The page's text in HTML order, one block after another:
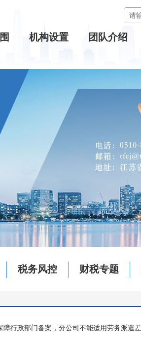
机构设置 团队介绍
税务风控 财税专题
行政部门备案，分公司不能适用劳务派遣